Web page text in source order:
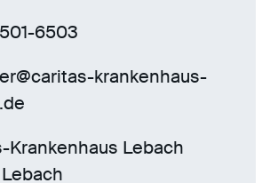
6503
krankenhaus-
Krankenhaus Lebach